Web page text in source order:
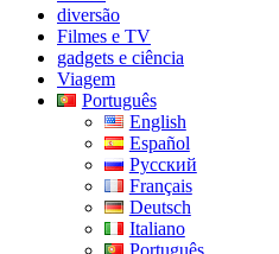
diversão
Filmes e TV
gadgets e ciência
Viagem
Português
English
Español
Русский
Français
Deutsch
Italiano
Português